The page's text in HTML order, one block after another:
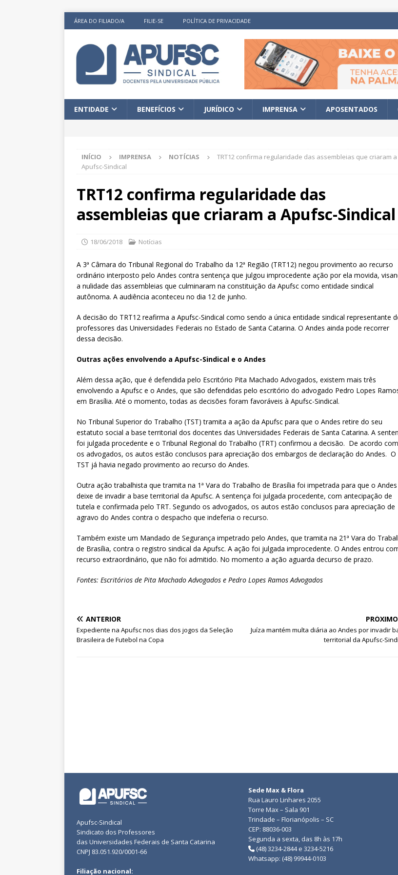
ÁREA DO FILIADO/A FILIE-SE POLÍTICA DE PRIVACIDADE
ENTIDADE BENEFÍCIOS JURÍDICO IMPRENSA APOSENTADOS
INÍCIO IMPRENSA NOTÍCIAS
TRT12 confirma regularidade das assembleias que criaram a
Apufsc-Sindical
TRT12 confirma regularidade das
assembleias que criaram a Apufsc-Sindical
18/06/2018 Notícias
A 3ª Câmara do Tribunal Regional do Trabalho da 12ª Região (TRT12) negou provimento ao recurso
ordinário interposto pelo Andes contra sentença que julgou improcedente ação por ela movida,
a nulidade das assembleias que culminaram na constituição da Apufsc como entidade sindical
autônoma. A audiência aconteceu no dia 12 de junho.
A decisão do TRT12 reafirma a Apufsc-Sindical como sendo a única entidade sindical representante
professores das Universidades Federais no Estado de Santa Catarina. O Andes ainda pode recorrer
dessa decisão.
Outras ações envolvendo a Apufsc-Sindical e o Andes
Além dessa ação, que é defendida pelo Escritório Pita Machado Advogados, existem mais três
envolvendo a Apufsc e o Andes, que são defendidas pelo escritório do advogado Pedro Lopes
em Brasília. Até o momento, todas as decisões foram favoráveis à Apufsc-Sindical.
No Tribunal Superior do Trabalho (TST) tramita a ação da Apufsc para que o Andes retire do seu
estatuto social a base territorial dos docentes das Universidades Federais de Santa Catarina. A
foi julgada procedente e o Tribunal Regional do Trabalho (TRT) confirmou a decisão. De acordo com
os advogados, os autos estão conclusos para apreciação dos embargos de declaração do Andes. O
TST já havia negado provimento ao recurso do Andes.
Outra ação trabalhista que tramita na 1ª Vara do Trabalho de Brasília foi impetrada para que o Andes
deixe de invadir a base territorial da Apufsc. A sentença foi julgada procedente, com antecipação de
tutela e confirmada pelo TRT. Segundo os advogados, os autos estão conclusos para apreciação de
agravo do Andes contra o despacho que indeferia o recurso.
Também existe um Mandado de Segurança impetrado pelo Andes, que tramita na 21ª Vara do
de Brasília, contra o registro sindical da Apufsc. A ação foi julgada improcedente. O Andes entrou
recurso extraordinário, que não foi admitido. No momento a ação aguarda decurso de prazo.
Fontes: Escritórios de Pita Machado Advogados e Pedro Lopes Ramos Advogados
ANTERIOR
Expediente na Apufsc nos dias dos jogos da Seleção
Brasileira de Futebol na Copa
PRÓXIMO
Juíza mantém multa diária ao Andes por invadir
territorial da Apufsc-
Apufsc-Sindical
Sindicato dos Professores
das Universidades Federais de Santa Catarina
CNPJ 83.051.920/0001-66
Filiação nacional:
Sede Max & Flora
Rua Lauro Linhares 2055
Torre Max – Sala 901
Trindade – Florianópolis – SC
CEP: 88036-003
Segunda a sexta, das 8h às 17h
(48) 3234-2844 e 3234-5216
Whatsapp: (48) 99944-0103